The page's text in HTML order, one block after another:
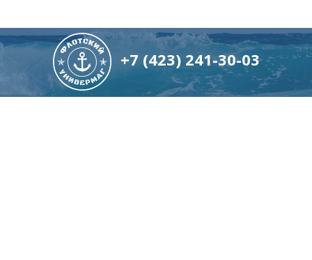
+7 (423) 241-30-03